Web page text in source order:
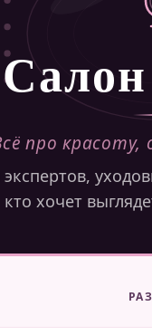
Салон
про
кто хочет